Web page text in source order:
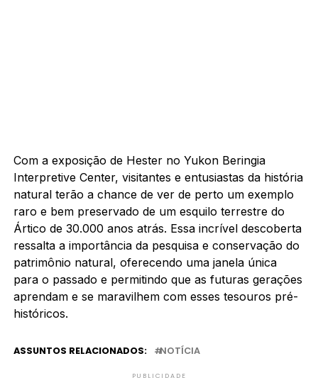
Com a exposição de Hester no Yukon Beringia
Interpretive Center, visitantes e entusiastas da história
natural terão a chance de ver de perto um exemplo
raro e bem preservado de um esquilo terrestre do
Ártico de 30.000 anos atrás. Essa incrível descoberta
ressalta a importância da pesquisa e conservação do
patrimônio natural, oferecendo uma janela única
para o passado e permitindo que as futuras gerações
aprendam e se maravilhem com esses tesouros pré-
históricos.
ASSUNTOS RELACIONADOS: NOTÍCIA
PUBLICIDADE